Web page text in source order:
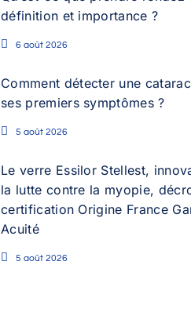
définition et importance ?
6 août 2026
Comment détecter une
ses premiers symptômes ?
5 août 2026
Le verre Essilor Stellest,
la lutte contre la myopie,
certification Origine France
Acuité
5 août 2026